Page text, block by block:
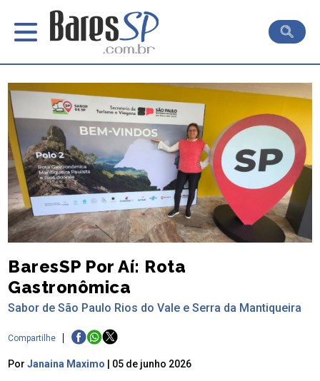
BaresSP Por Aí: Rota
Gastronômica
Sabor de São Paulo Rios do Vale e Serra da Mantiqueira
Compartilhe
PorJanaina Maximo 05 de junho 2026